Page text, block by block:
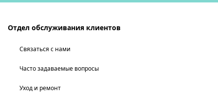
Отдел обслуживания клиентов
Связаться с нами
Часто задаваемые вопросы
Уход и ремонт